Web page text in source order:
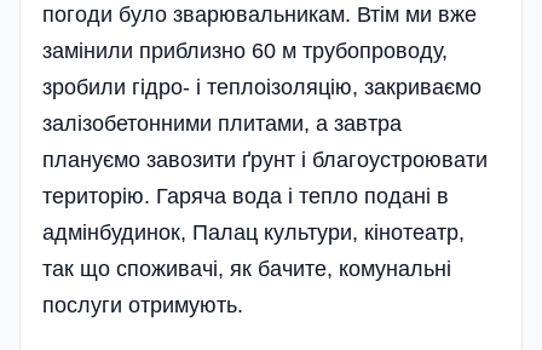
погоди було зварювальникам. Втім ми вже
замінили приблизно 60 м трубопроводу,
зробили гідро- і теплоізоляцію, закриваємо
залізобетонними плитами, а завтра
плануємо завозити ґрунт і благоустроювати
територію. Гаряча вода і тепло подані в
адмінбудинок, Палац культури, кінотеатр,
так що споживачі, як бачите, комунальні
послуги отримують.